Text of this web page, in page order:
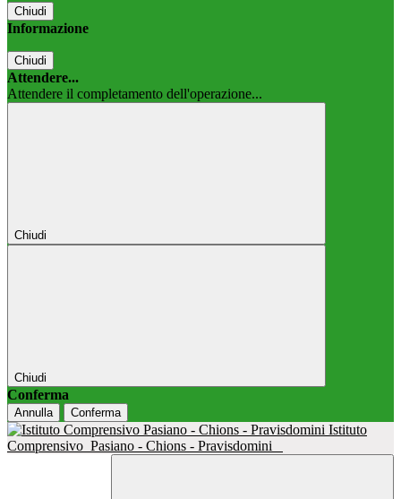
Chiudi
Informazione
Chiudi
Attendere...
Attendere il completamento dell'operazione...
Chiudi
Chiudi
Conferma
Annulla Conferma
Istituto
Comprensivo Pasiano - Chions - Pravisdomini